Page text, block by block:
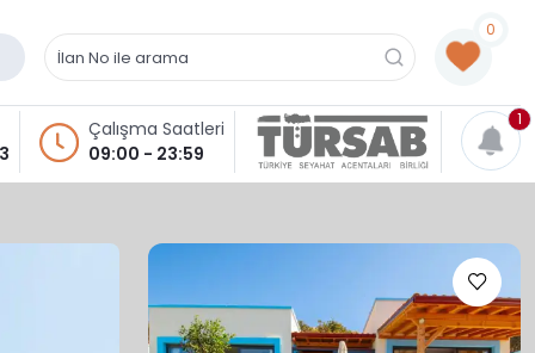
0
Çalışma Saatleri
09:00 - 23:59
1